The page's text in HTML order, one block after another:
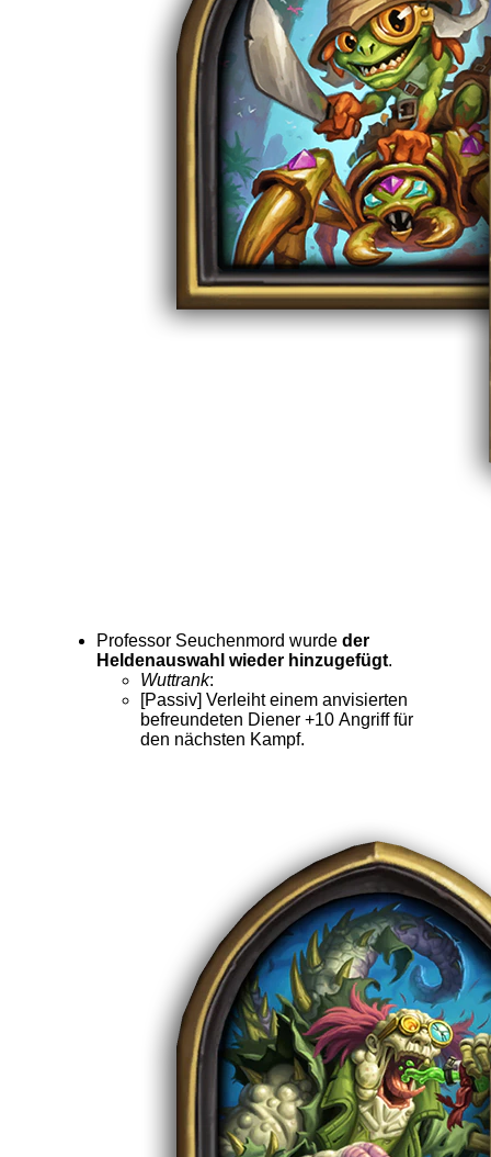
Professor Seuchenmord wurde der
Heldenauswahl wieder hinzugefügt.
Wuttrank:
[Passiv] Verleiht einem anvisierten
befreundeten Diener +10 Angriff für
den nächsten Kampf.